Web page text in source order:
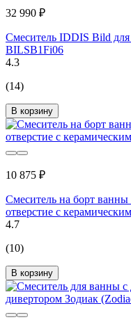
32 990 ₽
Смеситель IDDIS Bild
BILSB1Fi06
4.3
(14)
В корзину
10 875 ₽
Смеситель на борт
отверстие с
4.7
(10)
В корзину